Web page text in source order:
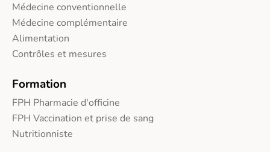
Médecine conventionnelle
Médecine complémentaire
Alimentation
Contrôles et mesures
Formation
FPH Pharmacie d'officine
FPH Vaccination et prise de sang
Nutritionniste